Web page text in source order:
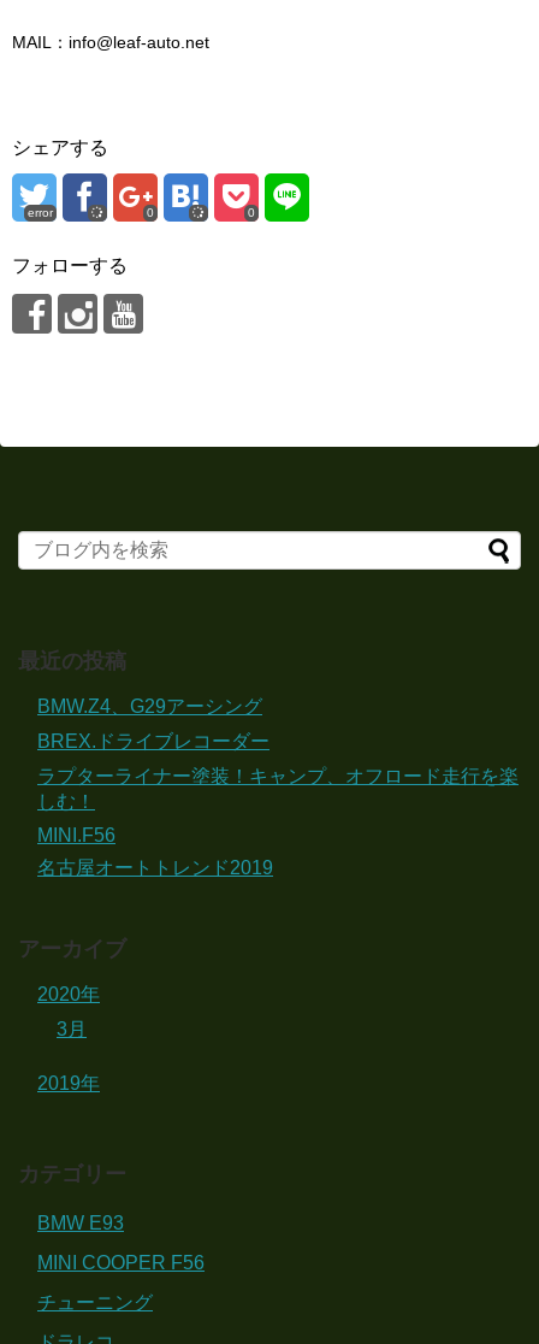
MAIL：info@leaf-auto.net
シェアする
error 0 0
フォローする
最近の投稿
BMW.Z4、G29アーシング
BREX.ドライブレコーダー
ラプターライナー塗装！キャンプ、オフロード走行を楽
しむ！
MINI.F56
名古屋オートトレンド2019
アーカイブ
2020年
3月
2019年
カテゴリー
BMW E93
MINI COOPER F56
チューニング